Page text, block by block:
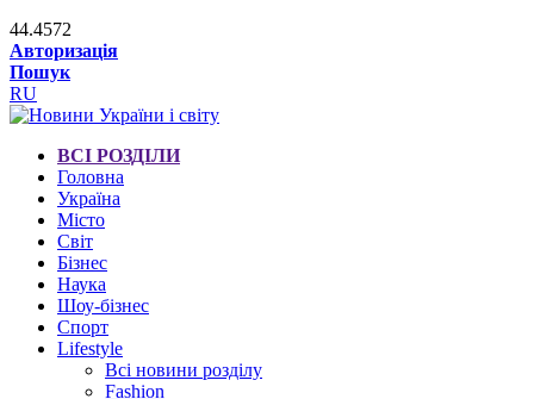
44.4572
Авторизація
Пошук
RU
ВСІ РОЗДІЛИ
Головна
Україна
Місто
Світ
Бізнес
Наука
Шоу-бізнес
Спорт
Lifestyle
Всі новини розділу
Fashion